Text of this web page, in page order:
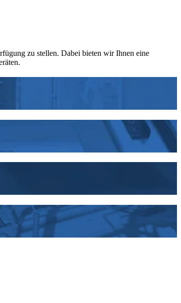
zu stellen. Dabei bieten wir Ihnen eine